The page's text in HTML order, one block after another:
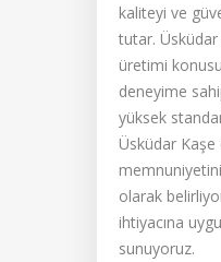
kaliteyi ve
tutar.
üretimi
deneyime
yüksek
Üsküdar
olarak
ihtiyacına
sunuyoruz.